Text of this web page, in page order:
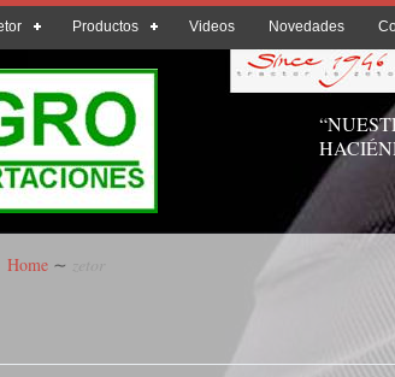
Productos Videos Novedades
Home ∼